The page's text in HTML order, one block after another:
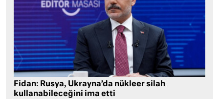
Fidan: Rusya, Ukrayna’da nükleer silah
kullanabileceğini ima etti